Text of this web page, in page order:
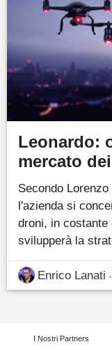
Leonardo:
mercato
Secondo
l'azienda si
droni, in
svilupperà la
Enrico Lanati
I Nostri Partners